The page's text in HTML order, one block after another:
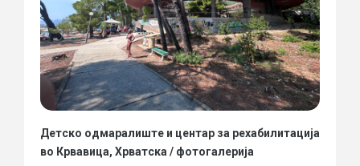
Детско одмаралиште и центар за рехабилитација
во Крвавица, Хрватска / фотогалерија